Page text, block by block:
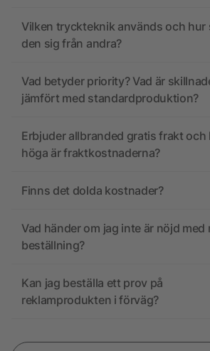
Vilken tryckteknik används och hur
den sig från andra?
Vad betyder priority? Vad är
jämfört med standardproduktion?
Erbjuder allbranded gratis frakt och
höga är fraktkostnaderna?
Finns det dolda kostnader?
Vad händer om jag inte är nöjd med
beställning?
Kan jag beställa ett prov på
reklamprodukten i förväg?